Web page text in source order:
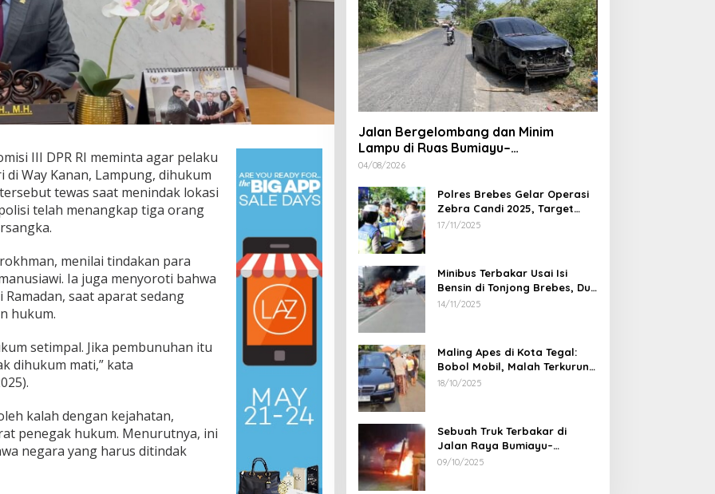
III DPR RI meminta agar pelaku
Way Kanan, Lampung, dihukum
tewas saat menindak lokasi
telah menangkap tiga orang
menilai tindakan para
Ia juga menyoroti bahwa
saat aparat sedang
hukum.
setimpal. Jika pembunuhan itu
dihukum mati,” kata
kalah dengan kejahatan,
penegak hukum. Menurutnya, ini
negara yang harus ditindak
Jalan Bergelombang dan Minim
Lampu di Ruas Bumiayu–
Bantarkawung Telan Korban, Innova
04/08/2026
Polres Brebes Gelar Operasi
Zebra Candi 2025, Target
Turunkan Kecelakaan dan
17/11/2025
Minibus Terbakar Usai Isi
Bensin di Tonjong Brebes, Dua
Penumpang Luka Bakar
14/11/2025
Maling Apes di Kota Tegal:
Bobol Mobil, Malah Terkurung
Sendiri di Dalamnya
18/10/2025
Sebuah Truk Terbakar di
Jalan Raya Bumiayu–
Bantarkawung, Diduga Akibat
09/10/2025